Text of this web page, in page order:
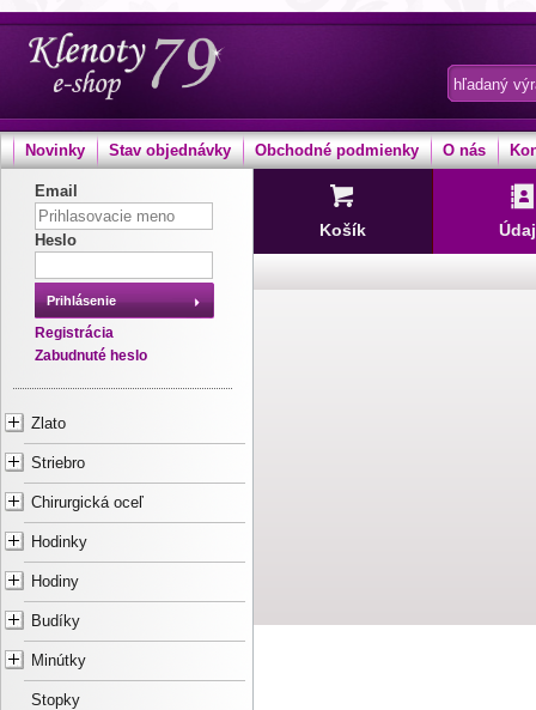
Novinky Stav objednávky Obchodné podmienky O nás
Email
Heslo
Prihlásenie
Registrácia
Zabudnuté heslo
Zlato
Striebro
Chirurgická oceľ
Hodinky
Hodiny
Budíky
Minútky
Stopky
Košík